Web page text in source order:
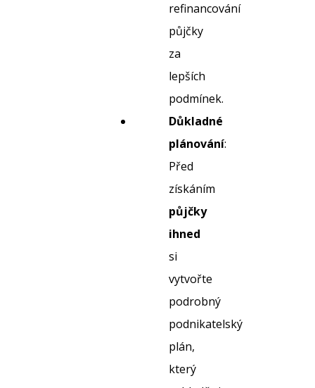
refinancování
půjčky
za
lepších
podmínek.
Důkladné
plánování:
Před
získáním
půjčky
ihned
si
vytvořte
podrobný
podnikatelský
plán,
který